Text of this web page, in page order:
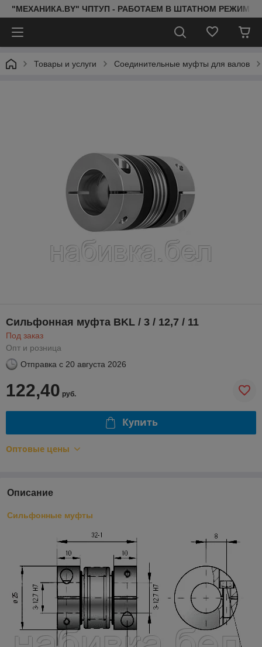
"МЕХАНИКА.BY" ЧПТУП - РАБОТАЕМ В ШТАТНОМ РЕЖИМЕ
Товары и услуги Соединительные муфты для валов
Сильфонная муфта BKL / 3 / 12,7 / 11
Под заказ
Опт и розница
Отправка с 20 августа 2026
122,40 руб.
Купить
Оптовые цены
Описание
Сильфонные муфты